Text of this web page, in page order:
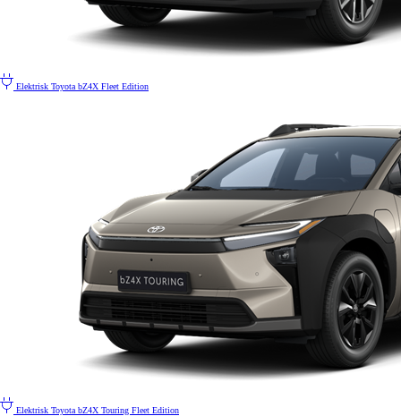
Elektrisk Toyota bZ4X Fleet Edition
Elektrisk Toyota bZ4X Touring Fleet Edition